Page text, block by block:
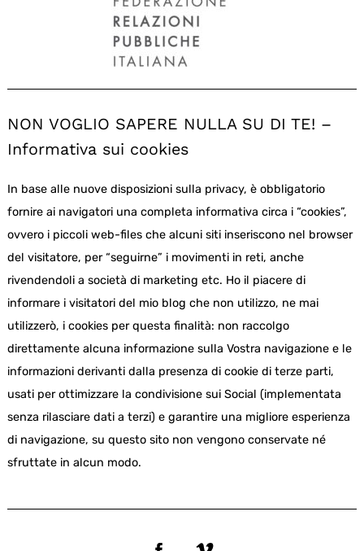
NON VOGLIO SAPERE NULLA SU DI TE! –
Informativa sui cookies
In base alle nuove disposizioni sulla privacy, è obbligatorio
fornire ai navigatori una completa informativa circa i “cookies”,
ovvero i piccoli web-files che alcuni siti inseriscono nel browser
del visitatore, per “seguirne” i movimenti in reti, anche
rivendendoli a società di marketing etc. Ho il piacere di
informare i visitatori del mio blog che non utilizzo, ne mai
utilizzerò, i cookies per questa finalità: non raccolgo
direttamente alcuna informazione sulla Vostra navigazione e le
informazioni derivanti dalla presenza di cookie di terze parti,
usati per ottimizzare la condivisione sui Social (implementata
senza rilasciare dati a terzi) e garantire una migliore esperienza
di navigazione, su questo sito non vengono conservate né
sfruttate in alcun modo.